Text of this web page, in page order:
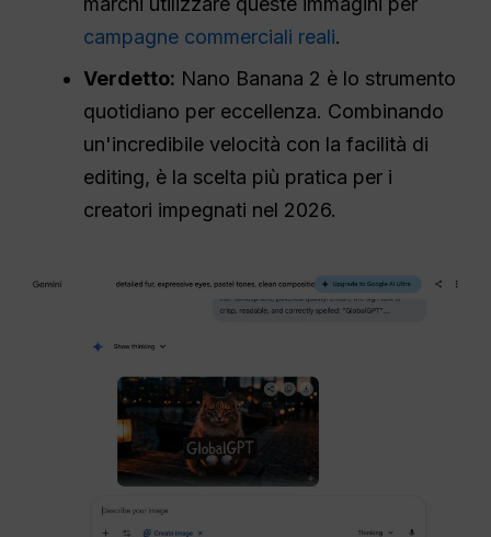
campagne commerciali reali.
Verdetto: Nano Banana 2 è lo strumento
quotidiano per eccellenza. Combinando
un'incredibile velocità con la facilità di
editing, è la scelta più pratica per i
creatori impegnati nel 2026.